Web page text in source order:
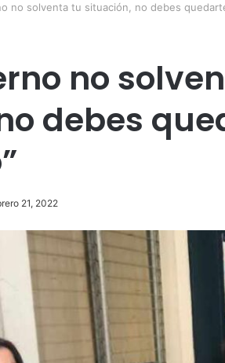
no solventa tu situación, no debes
no
debes
21, 2022